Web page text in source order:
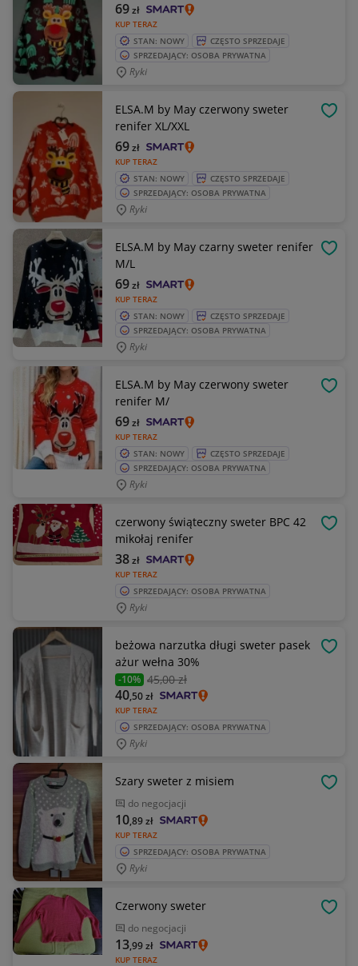
KUP TERAZ
69zł
STAN: NOWY
CZĘSTO SPRZEDAJE
SPRZEDAJĄCY: OSOBA PRYWATNA
Ryki
ELSA.M by May czerwony sweter
renifer XL/XXL
KUP TERAZ
69zł
STAN: NOWY
CZĘSTO SPRZEDAJE
SPRZEDAJĄCY: OSOBA PRYWATNA
Ryki
ELSA.M by May czarny sweter renifer
M/L
KUP TERAZ
69zł
STAN: NOWY
CZĘSTO SPRZEDAJE
SPRZEDAJĄCY: OSOBA PRYWATNA
Ryki
ELSA.M by May czerwony sweter
renifer M/
KUP TERAZ
69zł
STAN: NOWY
CZĘSTO SPRZEDAJE
SPRZEDAJĄCY: OSOBA PRYWATNA
Ryki
czerwony świąteczny sweter BPC 42
mikołaj renifer
KUP TERAZ
38zł
SPRZEDAJĄCY: OSOBA PRYWATNA
Ryki
beżowa narzutka długi sweter pasek
ażur wełna 30%
-10% 45,00 zł
KUP TERAZ
40,50zł
SPRZEDAJĄCY: OSOBA PRYWATNA
Ryki
Szary sweter z misiem
do negocjacji
KUP TERAZ
10,89zł
SPRZEDAJĄCY: OSOBA PRYWATNA
Ryki
Czerwony sweter
do negocjacji
KUP TERAZ
13,99zł